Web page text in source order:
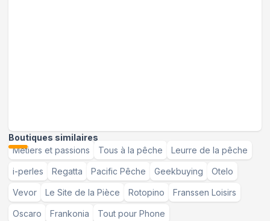
Boutiques similaires
Metiers et passions
Tous à la pêche Leurre de la pêche
i-perles Regatta Pacific Pêche Geekbuying Otelo
Vevor Le Site de la Pièce Rotopino Franssen Loisirs
Oscaro Frankonia Tout pour Phone